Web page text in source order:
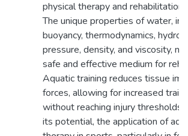
physical therapy and rehabilitation
The unique properties of water,
buoyancy, thermodynamics,
pressure, density, and viscosity,
safe and effective medium for
Aquatic training reduces tissue
forces, allowing for increased
without reaching injury
its potential, the application of